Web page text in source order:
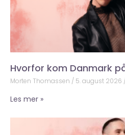
Hvorfor kom Danmark
Morten Thomassen 5. august 2026
Les mer »